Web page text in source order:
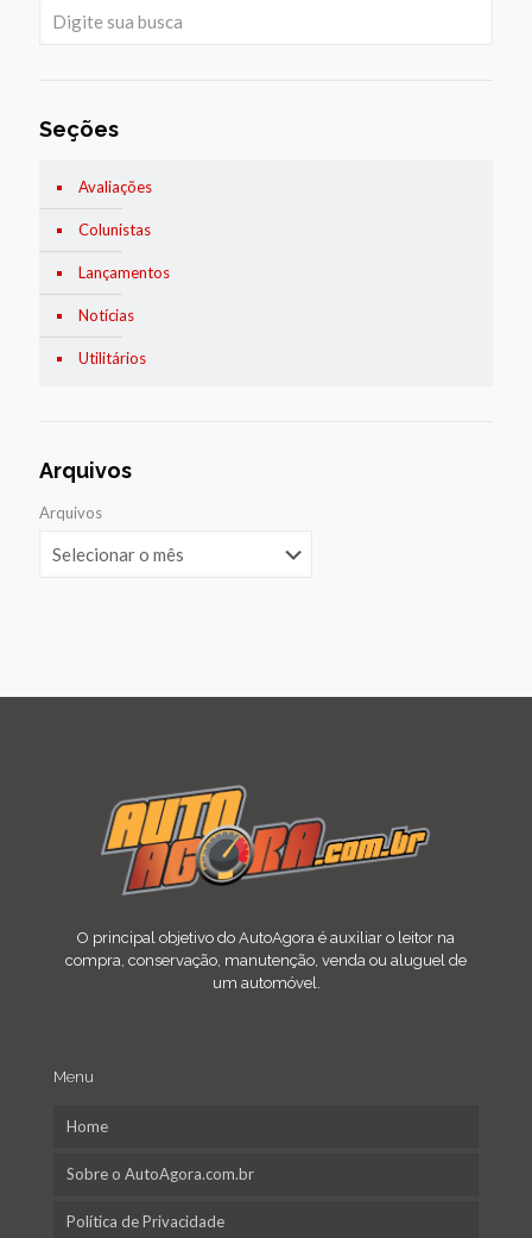
Seções
Avaliações
Colunistas
Lançamentos
Notícias
Utilitários
Arquivos
Arquivos
O principal objetivo do AutoAgora é auxiliar o leitor na
compra, conservação, manutenção, venda ou aluguel de
um automóvel.
Menu
Home
Sobre o AutoAgora.com.br
Política de Privacidade